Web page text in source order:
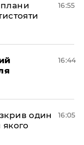
16:55
16:44
один
якого
16:05